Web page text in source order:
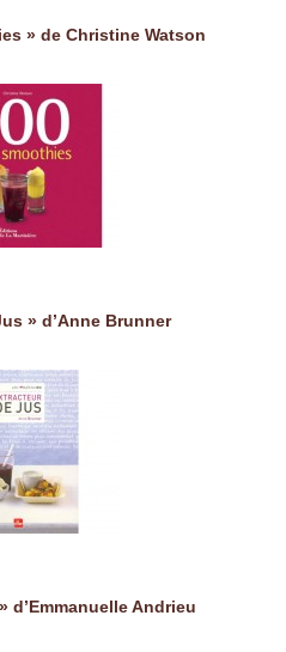
» de Christine Watson
» d’Anne Brunner
d’Emmanuelle Andrieu